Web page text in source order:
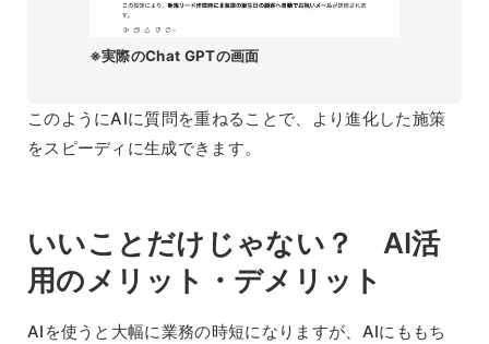
※実際のChat GPTの画面
このようにAIに質問を重ねることで、より進化した施策
をスピーディに生成できます。
いいことだけじゃない？ AI活
用のメリット・デメリット
AIを使うと大幅に業務の時短になりますが、AIにももち